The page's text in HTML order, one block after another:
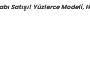
Satışı! Yüzlerce Modeli,